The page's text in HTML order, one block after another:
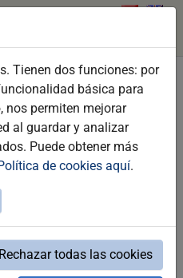
/ TURISMO ACTIVO Y DE
in the fields of education,
Tienen dos funciones: por
básica para
nos permiten mejorar
al guardar y analizar
Puede obtener más
de cookies aquí.
Rechazar todas las cookies